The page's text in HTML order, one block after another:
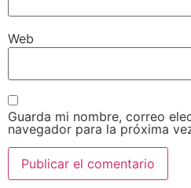
Web
Guarda mi nombre, correo
navegador para la próxima